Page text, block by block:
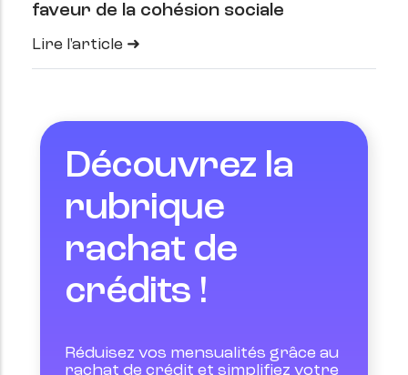
faveur de la cohésion sociale
Lire l'article
Découvrez la
rubrique
rachat de
crédits !
Réduisez vos mensualités grâce au
rachat de crédit et simplifiez votre